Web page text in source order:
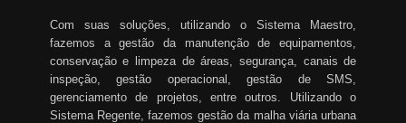
Com suas soluções, utilizando o Sistema Maestro,
fazemos a gestão da manutenção de equipamentos,
conservação e limpeza de áreas, segurança, canais de
inspeção, gestão operacional, gestão de SMS,
gerenciamento de projetos, entre outros. Utilizando o
Sistema Regente, fazemos gestão da malha viária urbana